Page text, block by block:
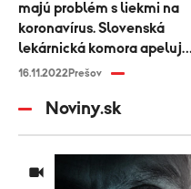
majú problém s liekmi na
koronavírus. Slovenská
lekárnická komora apeluje
na ministerstvo
16.11.2022Prešov
Noviny.sk